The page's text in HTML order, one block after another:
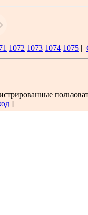
1072 1073 1074 1075 |
]